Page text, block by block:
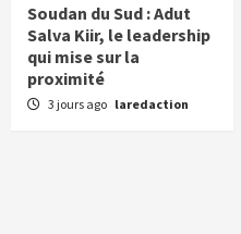
Soudan du Sud : Adut
Salva Kiir, le leadership
qui mise sur la
proximité
3 jours ago laredaction